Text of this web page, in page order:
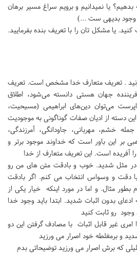
یا نمیدانیم و برویم سراغ مسیر برهان
وجود بدیهی ست ...)
یا مشکل تان را با تعریف بنده بفرمایید.
. تعریف متعارف خدا مشخص است. تعریف
جهان هستی دانسته می‌شود، اطلاق
می‌توان دین‌های ابراهیمی (مسیحیت،
دسته از ادیان صفات گوناگونی به موجودیت
خشم، مهربانی، جاودانگی، آمرزندگی،
بر این باور است که خداوند موجود برتر و
آفریده است. این تعریف متعارف از خدا
در مثل شدید. خوب و بادقت متن های من رو
دقت و وسواس انتخاب می کنم. اگر بادقت
بطور مثال. و اما در مورد اینکه خیار یکی از
بدون اثبات شدید. ابتدا باید وجود خدا
رو ثابت کنید
غیر قابل اثبات با مصادف گرفتن‌ این دو
و برمغلطه خود اصرار می ورزید
که برش اصرار می ورزید توضیحاتی بدم